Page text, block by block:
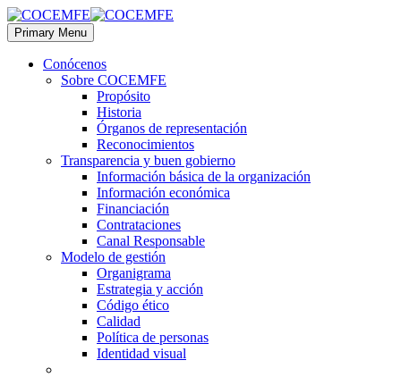
Primary Menu
Conócenos
Sobre COCEMFE
Propósito
Historia
Órganos de representación
Reconocimientos
Transparencia y buen gobierno
Información básica de la organización
Información económica
Financiación
Contrataciones
Canal Responsable
Modelo de gestión
Organigrama
Estrategia y acción
Código ético
Calidad
Política de personas
Identidad visual